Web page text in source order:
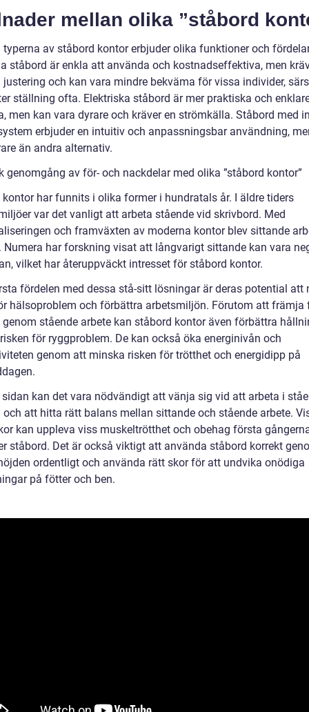
mellan olika ”ståbord
typerna av ståbord kontor erbjuder olika funktioner och
ståbord är enkla att använda och kostnadseffektiva, men
justering och kan vara mindre bekväma för vissa individer,
ställning ofta. Elektriska ståbord är mer praktiska och
men kan vara dyrare och kräver en strömkälla. Ståbord med
erbjuder en intuitiv och anpassningsbar användning,
än andra alternativ.
genomgång av för- och nackdelar med olika ”ståbord kontor”
kontor har funnits i olika former i hundratals år. I äldre tiders
var det vanligt att arbeta stående vid skrivbord. Med
och framväxten av moderna kontor blev sittande
Numera har forskning visat att långvarigt sittande kan vara
vilket har återuppväckt intresset för ståbord kontor.
fördelen med dessa stå-sitt lösningar är deras potential att
hälsoproblem och förbättra arbetsmiljön. Förutom att främja
stående arbete kan ståbord kontor även förbättra
för ryggproblem. De kan också öka energinivån och
genom att minska risken för trötthet och energidipp på
sidan kan det vara nödvändigt att vänja sig vid att arbeta i
att hitta rätt balans mellan sittande och stående arbete.
kan uppleva viss muskeltrötthet och obehag första
ståbord. Det är också viktigt att använda ståbord korrekt
ordentligt och använda rätt skor för att undvika onödiga
på fötter och ben.